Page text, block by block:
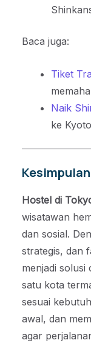
Baca juga:
Tiket
Naik
ke
Kesimpulan
Hostel di
wisatawan
dan sosial.
strategis, dan
menjadi solusi
satu kota
sesuai
awal, dan
agar